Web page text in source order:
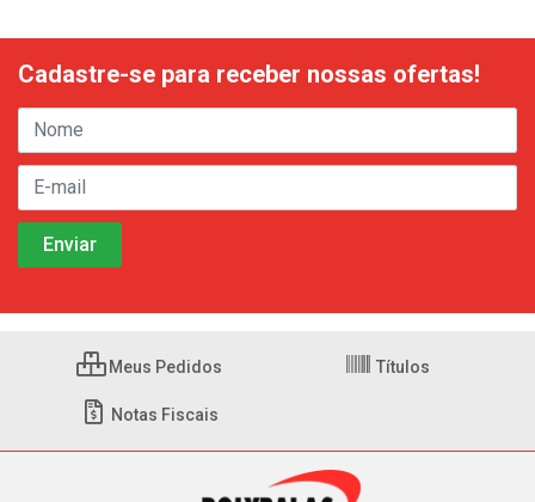
Cadastre-se para receber nossas ofertas!
Meus Pedidos Títulos
Notas Fiscais